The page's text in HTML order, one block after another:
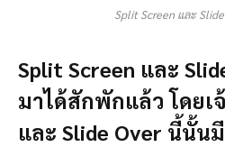
Split Screen และ
Split Screen และ
มาได้สักพักแล้ว โดยเ
และ Slide Over นี้นั้น